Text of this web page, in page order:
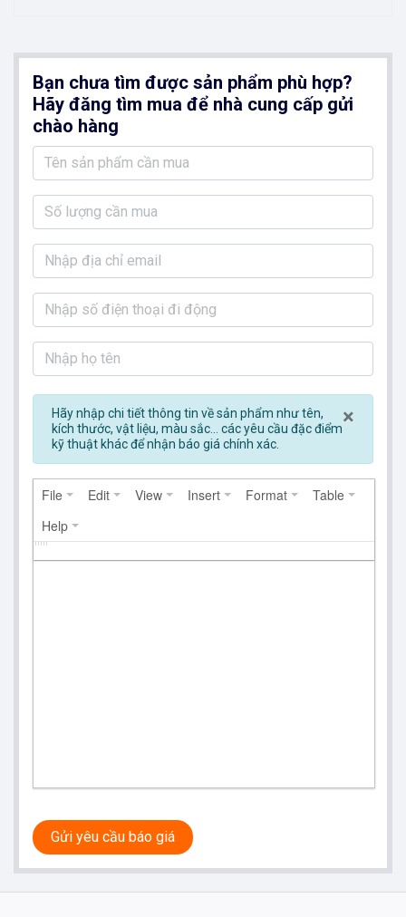
Bạn chưa tìm được sản phẩm phù hợp?
Hãy đăng tìm mua để nhà cung cấp gửi
chào hàng
×
Hãy nhập chi tiết thông tin về sản phẩm như tên,
kích thước, vật liệu, màu sắc... các yêu cầu đặc điểm
kỹ thuật khác để nhận báo giá chính xác.
File Edit View Insert Format
Table
Help
Gửi yêu cầu báo giá